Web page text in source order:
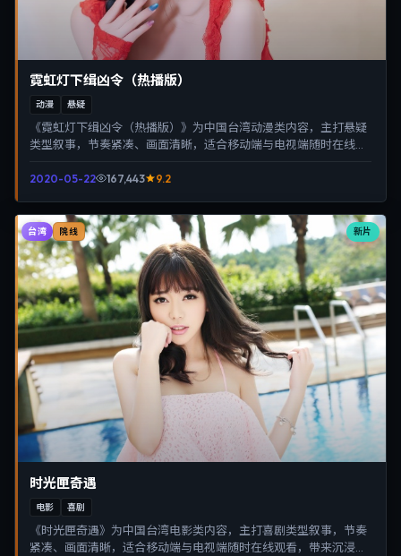
霓虹灯下缉凶令（热播版）
动漫 悬疑
《霓虹灯下缉凶令（热播版）》为中国台湾动漫类内容，主打悬疑
类型叙事，节奏紧凑、画面清晰，适合移动端与电视端随时在线观
2020-05-22 167,443 9.2
新片
台湾 院线
时光匣奇遇
电影 喜剧
《时光匣奇遇》为中国台湾电影类内容，主打喜剧类型叙事，节奏
紧凑、画面清晰，适合移动端与电视端随时在线观看，带来沉浸式